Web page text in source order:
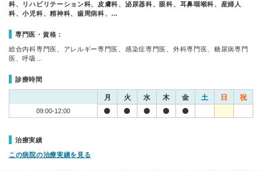
科、リハビリテーション科、皮膚科、泌尿器科、眼科、耳鼻咽喉科、産婦人
科、小児科、精神科、歯周病科、…
専門医・資格：
総合内科専門医、アレルギー専門医、感染症専門医、外科専門医、糖尿病専門
医、呼吸…
診療時間
月 火 水 木 金 土 日 祝
09:00-12:00
治療実績
この病院の治療実績を見る